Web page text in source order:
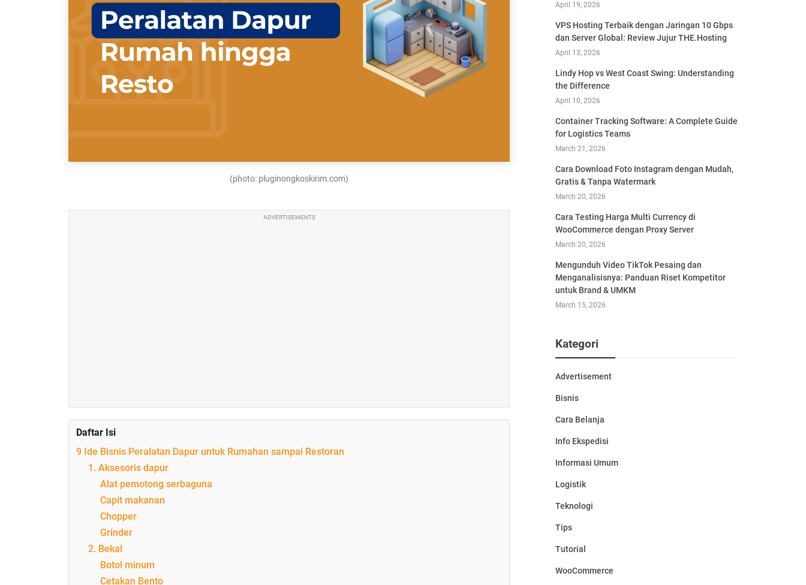
(photo: pluginongkoskirim.com)
ADVERTISEMENTS
Daftar Isi
9 Ide Bisnis Peralatan Dapur untuk Rumahan sampai Restoran
1. Aksesoris dapur
Alat pemotong serbaguna
Capit makanan
Chopper
Grinder
2. Bekal
Botol minum
Cetakan Bento
April 19, 2026
VPS Hosting Terbaik dengan Jaringan 10 Gbps
dan Server Global: Review Jujur THE.Hosting
April 13, 2026
Lindy Hop vs West Coast Swing: Understanding
the Difference
April 10, 2026
Container Tracking Software: A Complete Guide
for Logistics Teams
March 21, 2026
Cara Download Foto Instagram dengan Mudah,
Gratis & Tanpa Watermark
March 20, 2026
Cara Testing Harga Multi Currency di
WooCommerce dengan Proxy Server
March 20, 2026
Mengunduh Video TikTok Pesaing dan
Menganalisisnya: Panduan Riset Kompetitor
untuk Brand & UMKM
March 15, 2026
Kategori
Advertisement
Bisnis
Cara Belanja
Info Ekspedisi
Informasi Umum
Logistik
Teknologi
Tips
Tutorial
WooCommerce